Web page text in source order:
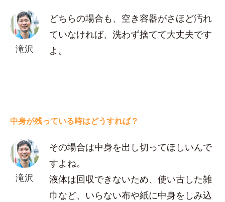
滝沢
どちらの場合も、空き容器がさほど汚れ
ていなければ、洗わず捨てて大丈夫です
よ。
中身が残っている時はどうすれば？
滝沢
その場合は中身を出し切ってほしいんで
すよね。
液体は回収できないため、使い古した雑
巾など、いらない布や紙に中身をしみ込